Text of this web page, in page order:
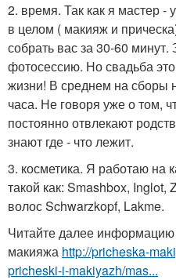
2. время. Так как я мастер -
в целом ( макияж и
собрать вас за 30-60 минут.
фотосессию. Но свадьба
жизни! В среднем на сборы
часа. Не говоря уже о том,
постоянно отвлекают
знают где - что лежит.
3. косметика. Я работаю на
такой как: Smashbox, Inglot,
волос Schwarzkopf, Lakme.
Читайте далее информацию
макияжа http://pricheska-
pricheski-i-makiyazh/mas...